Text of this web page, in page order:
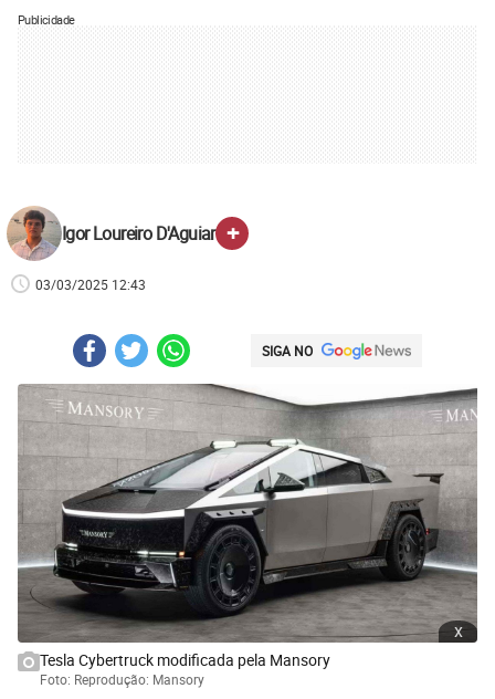
Publicidade
Igor Loureiro D'Aguiar +
03/03/2025 12:43
SIGA NO
x
Tesla Cybertruck modificada pela Mansory
Foto: Reprodução: Mansory